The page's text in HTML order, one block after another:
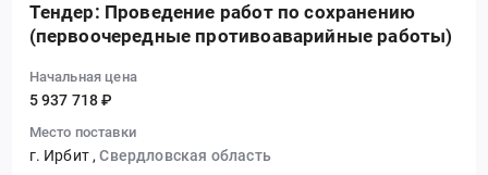
Тендер: Проведение работ по сохранению
(первоочередные противоаварийные работы)
Начальная цена
5 937 718 ₽
Место поставки
г. Ирбит ,Свердловская область